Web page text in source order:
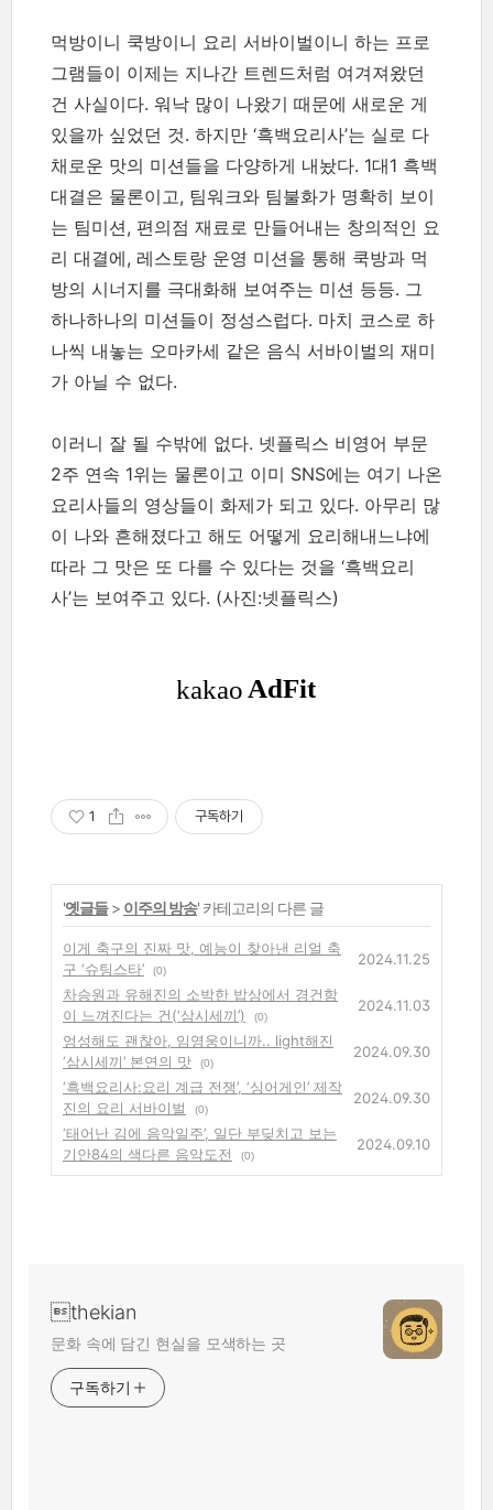
먹방이니 쿡방이니 요리 서바이벌이니 하는 프로
그램들이 이제는 지나간 트렌드처럼 여겨져왔던
건 사실이다. 워낙 많이 나왔기 때문에 새로운 게
있을까 싶었던 것. 하지만 ‘흑백요리사’는 실로 다
채로운 맛의 미션들을 다양하게 내놨다. 1대1 흑백
대결은 물론이고, 팀워크와 팀불화가 명확히 보이
는 팀미션, 편의점 재료로 만들어내는 창의적인 요
리 대결에, 레스토랑 운영 미션을 통해 쿡방과 먹
방의 시너지를 극대화해 보여주는 미션 등등. 그
하나하나의 미션들이 정성스럽다. 마치 코스로 하
나씩 내놓는 오마카세 같은 음식 서바이벌의 재미
가 아닐 수 없다.
이러니 잘 될 수밖에 없다. 넷플릭스 비영어 부문
2주 연속 1위는 물론이고 이미 SNS에는 여기 나온
요리사들의 영상들이 화제가 되고 있다. 아무리 많
이 나와 흔해졌다고 해도 어떻게 요리해내느냐에
따라 그 맛은 또 다를 수 있다는 것을 ‘흑백요리
사’는 보여주고 있다. (사진:넷플릭스)
1 구독하기
'옛글들> 이주의 방송' 카테고리의 다른 글
이게 축구의 진짜 맛, 예능이 찾아낸 리얼 축
구 ‘슈팅스타’
(0)
2024.11.25
차승원과 유해진의 소박한 밥상에서 경건함
이 느껴진다는 건(‘삼시세끼’)
(0)
2024.11.03
엉성해도 괜찮아, 임영웅이니까.. light해진
‘삼시세끼’ 본연의 맛
(0)
2024.09.30
‘흑백요리사:요리 계급 전쟁’, ‘싱어게인’ 제작
진의 요리 서바이벌
(0)
2024.09.30
‘태어난 김에 음악일주’, 일단 부딪치고 보는
기안84의 색다른 음악도전
(0)
2024.09.10
thekian
문화 속에 담긴 현실을 모색하는 곳
구독하기